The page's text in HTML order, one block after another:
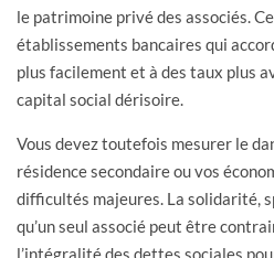
le patrimoine privé des associés.
établissements bancaires qui
plus facilement et à des taux plus
capital social dérisoire.
Vous devez toutefois mesurer le
résidence secondaire ou vos
difficultés majeures. La solidarité,
qu’un seul associé peut être
l’intégralité des dettes sociales